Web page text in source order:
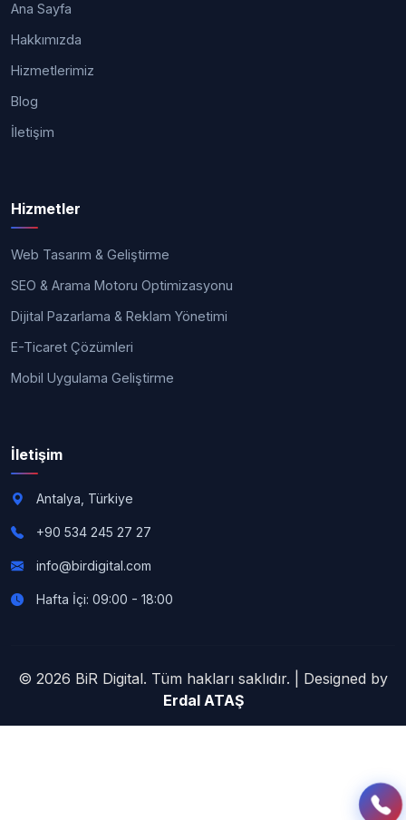
Ana Sayfa
Hakkımızda
Hizmetlerimiz
Blog
İletişim
Hizmetler
Web Tasarım & Geliştirme
SEO & Arama Motoru Optimizasyonu
Dijital Pazarlama & Reklam Yönetimi
E-Ticaret Çözümleri
Mobil Uygulama Geliştirme
İletişim
Antalya, Türkiye
+90 534 245 27 27
info@birdigital.com
Hafta İçi: 09:00 - 18:00
© 2026 BiR Digital. Tüm hakları saklıdır. | Designed by
Erdal ATAŞ